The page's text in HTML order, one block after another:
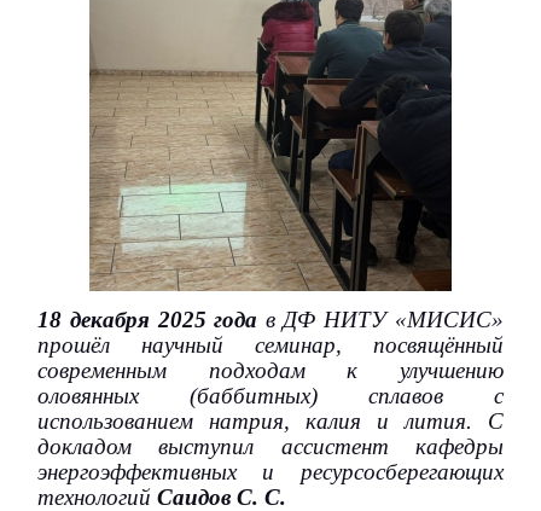
18 декабря 2025 года в ДФ НИТУ «МИСИС»
прошёл научный семинар, посвящённый
современным подходам к улучшению
оловянных (баббитных) сплавов с
использованием натрия, калия и лития. С
докладом выступил ассистент кафедры
энергоэффективных и ресурсосберегающих
технологийСаидов С. С.